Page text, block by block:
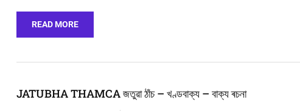
READ MORE
JATUBHA THAMCA জতুৱা ঠাঁচ – খণ্ডবাক্য – বাক্য ৰচনা